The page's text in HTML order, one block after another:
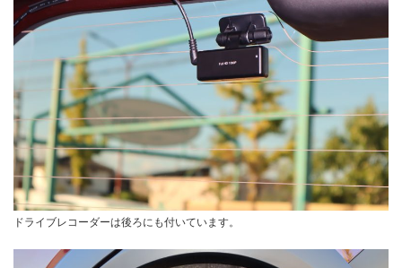
ドライブレコーダーは後ろにも付いています。